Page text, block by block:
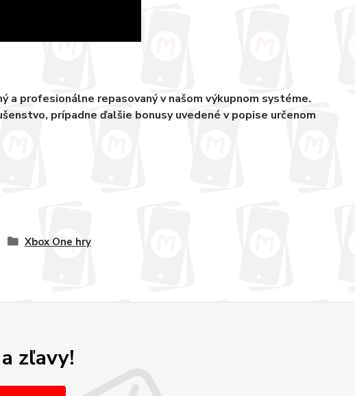
profesionálne repasovaný v našom výkupnom systéme.
prípadne ďalšie bonusy uvedené v popise určenom
Xbox One hry
zľavy!